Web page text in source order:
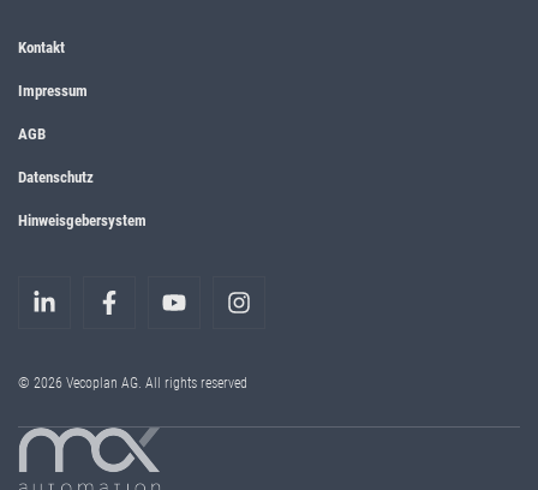
Kontakt
Impressum
AGB
Datenschutz
Hinweisgebersystem
© 2026 Vecoplan AG. All rights reserved